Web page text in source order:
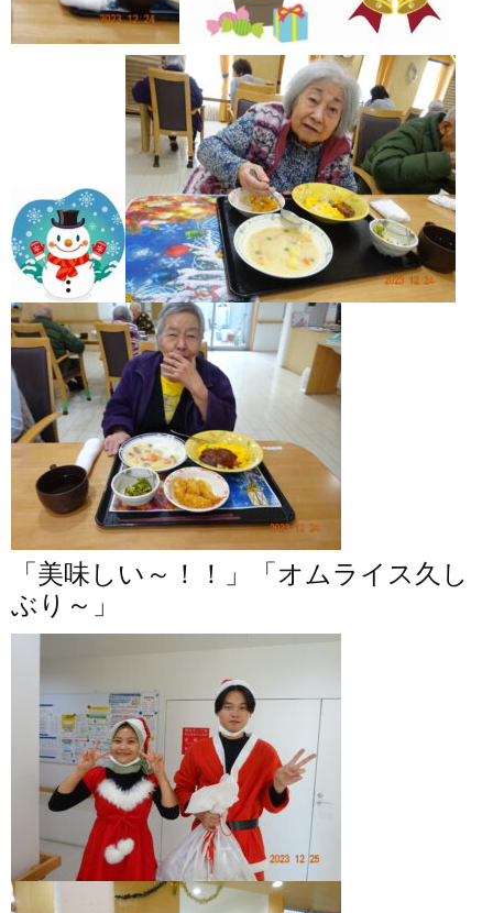
「美味しい～！！」「オムライス久し
ぶり～」